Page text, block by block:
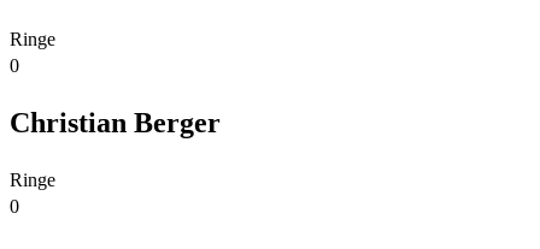
Ringe
0
Christian Berger
Ringe
0